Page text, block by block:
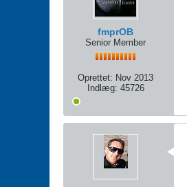
fmprOB
Senior Member
Oprettet: Nov 2013
Indlæg: 45726